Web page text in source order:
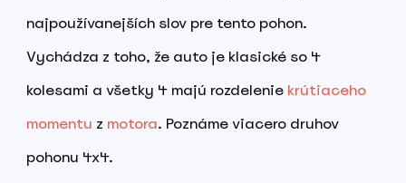
najpoužívanejších slov pre tento pohon.
Vychádza z toho, že auto je klasické so 4
kolesami a všetky 4 majú rozdelenie krútiaceho
momentu z motora. Poznáme viacero druhov
pohonu 4x4.